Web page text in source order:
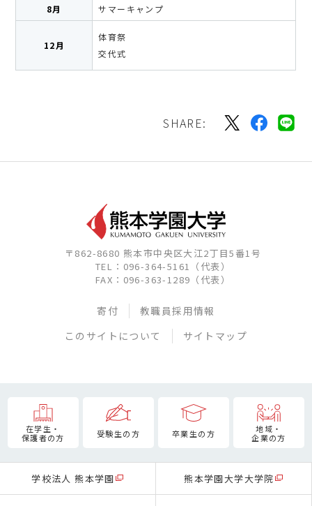
8月
サマーキャンプ
12月
体育祭
交代式
SHARE:
〒862-8680 熊本市中央区大江2丁目5番1号
TEL：096-364-5161（代表）
FAX：096-363-1289（代表）
寄付
教職員採用情報
このサイトについて
サイトマップ
在学生・
保護者の方
受験生の方 卒業生の方
地域・
企業の方
学校法人 熊本学園 熊本学園大学大学院